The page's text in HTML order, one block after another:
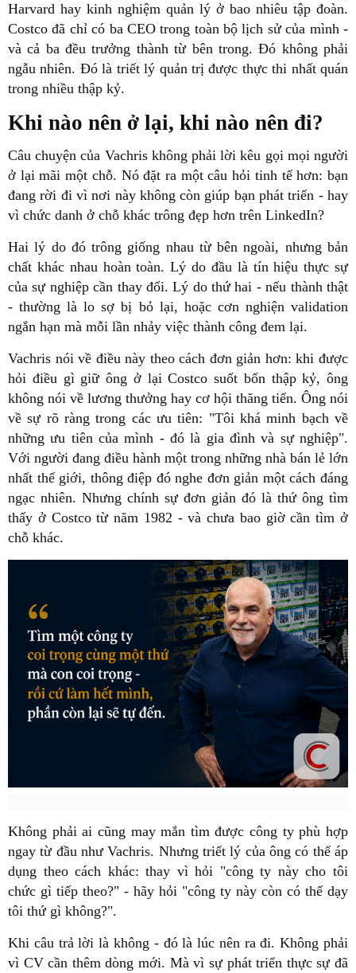
Harvard hay kinh nghiệm quản lý ở bao nhiêu tập đoàn.
Costco đã chỉ có ba CEO trong toàn bộ lịch sử của mình -
và cả ba đều trưởng thành từ bên trong. Đó không phải
ngẫu nhiên. Đó là triết lý quản trị được thực thi nhất quán
trong nhiều thập kỷ.
Khi nào nên ở lại, khi nào nên đi?
Câu chuyện của Vachris không phải lời kêu gọi mọi người
ở lại mãi một chỗ. Nó đặt ra một câu hỏi tinh tế hơn: bạn
đang rời đi vì nơi này không còn giúp bạn phát triển - hay
vì chức danh ở chỗ khác trông đẹp hơn trên LinkedIn?
Hai lý do đó trông giống nhau từ bên ngoài, nhưng bản
chất khác nhau hoàn toàn. Lý do đầu là tín hiệu thực sự
của sự nghiệp cần thay đổi. Lý do thứ hai - nếu thành thật
- thường là lo sợ bị bỏ lại, hoặc cơn nghiện validation
ngắn hạn mà mỗi lần nhảy việc thành công đem lại.
Vachris nói về điều này theo cách đơn giản hơn: khi được
hỏi điều gì giữ ông ở lại Costco suốt bốn thập kỷ, ông
không nói về lương thưởng hay cơ hội thăng tiến. Ông nói
về sự rõ ràng trong các ưu tiên: "Tôi khá minh bạch về
những ưu tiên của mình - đó là gia đình và sự nghiệp".
Với người đang điều hành một trong những nhà bán lẻ lớn
nhất thế giới, thông điệp đó nghe đơn giản một cách đáng
ngạc nhiên. Nhưng chính sự đơn giản đó là thứ ông tìm
thấy ở Costco từ năm 1982 - và chưa bao giờ cần tìm ở
chỗ khác.
Không phải ai cũng may mắn tìm được công ty phù hợp
ngay từ đầu như Vachris. Nhưng triết lý của ông có thể áp
dụng theo cách khác: thay vì hỏi "công ty này cho tôi
chức gì tiếp theo?" - hãy hỏi "công ty này còn có thể dạy
tôi thứ gì không?".
Khi câu trả lời là không - đó là lúc nên ra đi. Không phải
vì CV cần thêm dòng mới. Mà vì sự phát triển thực sự đã